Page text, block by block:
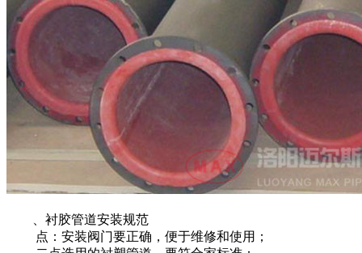
、衬胶管道安装规范
点：安装阀门要正确，便于维修和使用；